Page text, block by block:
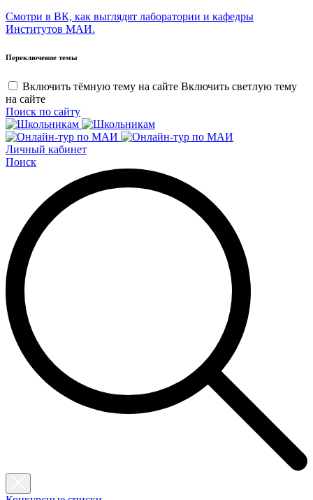
Смотри в ВК, как выглядят лаборатории и кафедры
Институтов МАИ.
Переключение темы
Включить тёмную тему на сайте Включить светлую тему
на сайте
Поиск по сайту
Личный кабинет
Поиск